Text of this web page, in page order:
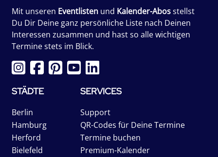
Mit unseren Eventlisten und Kalender-Abosstellst
Du Dir Deine ganz persönliche Liste nach Deinen
Interessen zusammen und hast so alle wichtigen
Termine stets im Blick.
STÄDTE
Berlin
Hamburg
Herford
Bielefeld
SERVICES
Support
QR-Codes für Deine Termine
Termine buchen
Premium-Kalender